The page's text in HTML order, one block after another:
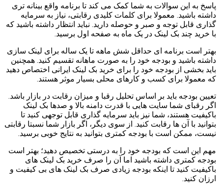
پاسخ به این سوالات به شما کمک می کند تا برنامه واقع بینانه تری
داشته باشید. معمولا برای کلمات کلیدی رقابتی، نیاز به سرمایه
گذاری قابل توجه و صبر و حوصله دارید. نباید انتظار داشته باشید که
با خرید چند بک لینک در یک ماه به صفحه اول برسید.
بهتر است برنامه ای حداقل شش ماهه تا یک ساله برای لینک سازی
داشته باشید و بودجه خود را به صورت ماهانه تقسیم کنید. همچنین
باید بخشی از بودجه خود را برای خرید بک لینک ایرانی اختصاص دهید
که معمولا برای کسب و کارهای محلی بسیار موثر هستند.
تعیین بودجه باید بر اساس تحلیل رقبا و میزان رقابت در بازار باشد.
اگر رقبای شما سایت هایی با قدرت دامنه بالا و صدها بک لینک
باکیفیت هستند، شما نیز باید سرمایه گذاری قابل توجهی کنید تا
بتوانید با آن ها رقابت کنید. از سوی دیگر، اگر بازار شما نسبتا رقابتی
نیست، ممکن است با بودجه کمتری بتوانید به نتایج خوبی برسید.
مهم این است که بودجه خود را به درستی تخصیص دهید؛ بهتر است
بودجه کمتری داشته باشید اما آن را صرف خرید بک لینک های
باکیفیت کنید تا اینکه بودجه زیادی صرف بک لینک های بی کیفیت و
ارزان کنید.